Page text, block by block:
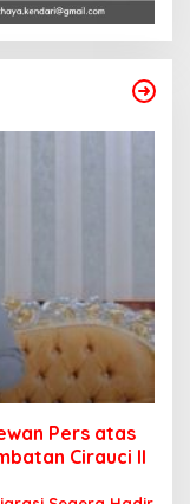
Pers atas
Cirauci II